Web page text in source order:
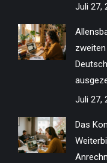
Juli 27,
Juli 27,
Das